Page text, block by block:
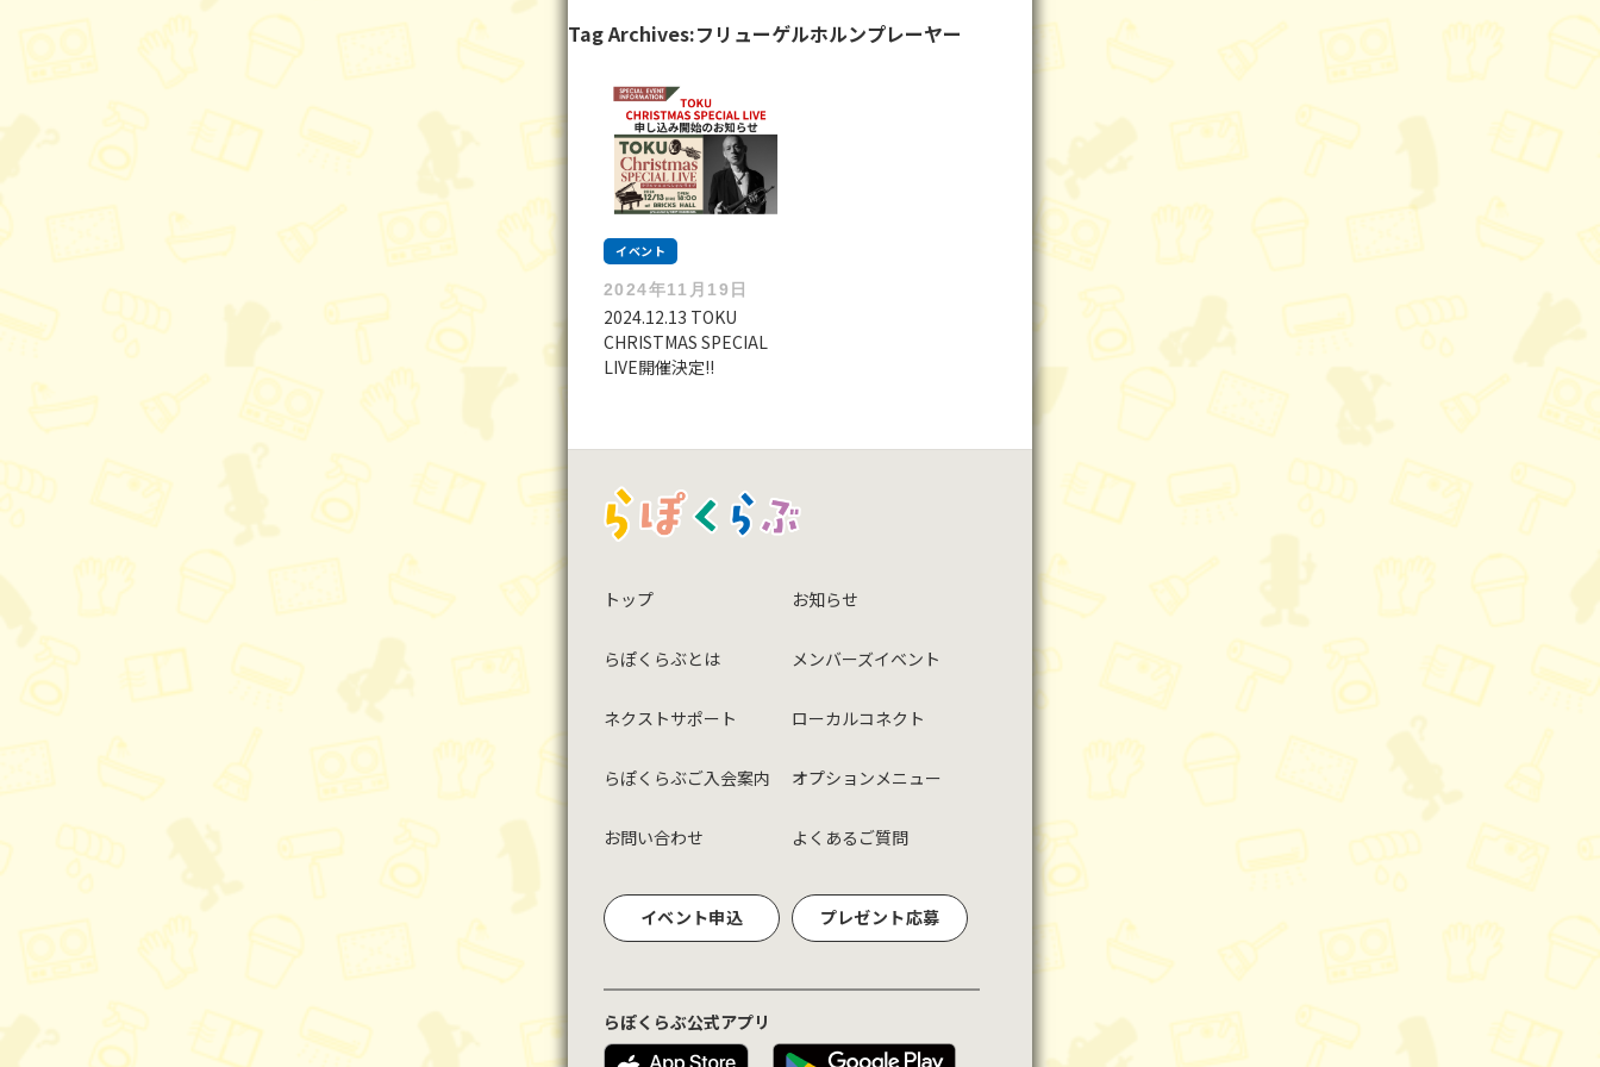
Tag Archives:フリューゲルホルンプレーヤー
イベント
2024年11月19日
2024.12.13 TOKU
CHRISTMAS SPECIAL
LIVE開催決定!!
トップ
らぽくらぶとは
ネクストサポート
らぽくらぶご入会案内
お問い合わせ
お知らせ
メンバーズイベント
ローカルコネクト
オプションメニュー
よくあるご質問
イベント申込 プレゼント応募
らぽくらぶ公式アプリ